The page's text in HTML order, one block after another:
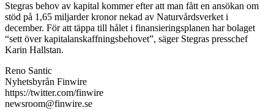
Stegras behov av kapital kommer efter att man fått en ansökan om
stöd på 1,65 miljarder kronor nekad av Naturvårdsverket i
december. För att täppa till hålet i finansieringsplanen har bolaget
“sett över kapitalanskaffningsbehovet”, säger Stegras presschef
Karin Hallstan.
Reno Santic
Nyhetsbyrån Finwire
https://twitter.com/finwire
newsroom@finwire.se